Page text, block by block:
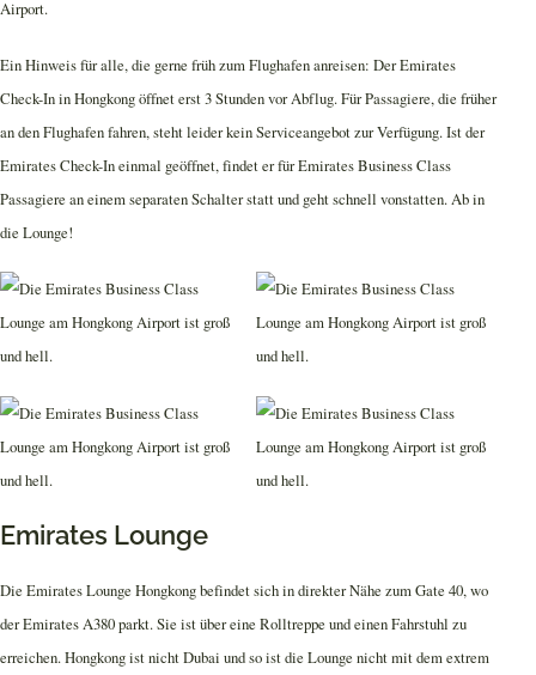
Airport.
Ein Hinweis für alle, die gerne früh zum Flughafen anreisen: Der Emirates
Check-In in Hongkong öffnet erst 3 Stunden vor Abflug. Für Passagiere, die früher
an den Flughafen fahren, steht leider kein Serviceangebot zur Verfügung. Ist der
Emirates Check-In einmal geöffnet, findet er für Emirates Business Class
Passagiere an einem separaten Schalter statt und geht schnell vonstatten. Ab in
die Lounge!
Emirates Lounge
Die Emirates Lounge Hongkong befindet sich in direkter Nähe zum Gate 40, wo
der Emirates A380 parkt. Sie ist über eine Rolltreppe und einen Fahrstuhl zu
erreichen. Hongkong ist nicht Dubai und so ist die Lounge nicht mit dem extrem